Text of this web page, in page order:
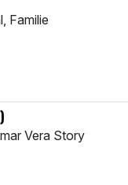
Familie
Vera Story